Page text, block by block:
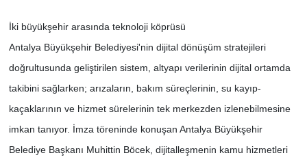
İki büyükşehir arasında teknoloji köprüsü
Antalya Büyükşehir Belediyesi'nin dijital dönüşüm stratejileri
doğrultusunda geliştirilen sistem, altyapı verilerinin dijital ortamda
takibini sağlarken; arızaların, bakım süreçlerinin, su kayıp-
kaçaklarının ve hizmet sürelerinin tek merkezden izlenebilmesine
imkan tanıyor. İmza töreninde konuşan Antalya Büyükşehir
Belediye Başkanı Muhittin Böcek, dijitalleşmenin kamu hizmetleri